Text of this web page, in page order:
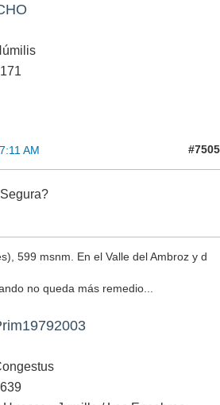
AM #7505
599 msnm. En el Valle del Ambroz y d
no queda más remedio...